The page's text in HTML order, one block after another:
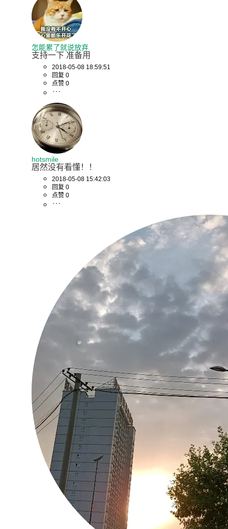
怎能累了就说放弃
支持一下 准备用
2018-05-08 18:59:51
回复 0
点赞 0
hotsmile
居然没有看懂！！
2018-05-08 15:42:03
回复 0
点赞 0